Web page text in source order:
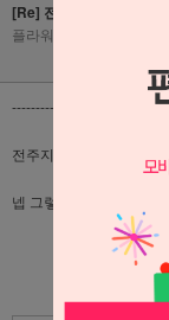
[Re] 전주배송
플라워리퍼블릭
전주지역 배송은 옵션
넵 그렇습니다!